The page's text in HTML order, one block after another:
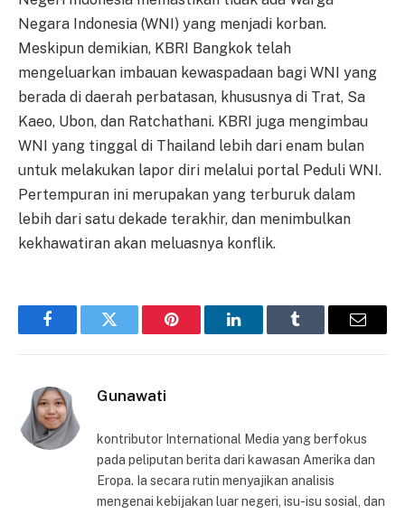
Negara Indonesia (WNI) yang menjadi korban.
Meskipun demikian, KBRI Bangkok telah
mengeluarkan imbauan kewaspadaan bagi WNI yang
berada di daerah perbatasan, khususnya di Trat, Sa
Kaeo, Ubon, dan Ratchathani. KBRI juga mengimbau
WNI yang tinggal di Thailand lebih dari enam bulan
untuk melakukan lapor diri melalui portal Peduli WNI.
Pertempuran ini merupakan yang terburuk dalam
lebih dari satu dekade terakhir, dan menimbulkan
kekhawatiran akan meluasnya konflik.
FacebookTwitter Pinterest LinkedInTumblr Email
Gunawati
kontributor International Media yang berfokus
pada peliputan berita dari kawasan Amerika dan
Eropa. Ia secara rutin menyajikan analisis
mengenai kebijakan luar negeri, isu-isu sosial, dan